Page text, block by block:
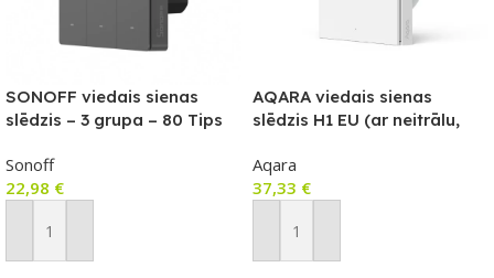
SONOFF viedais sienas
slēdzis – 3 grupa – 80 Tips
Sonoff
22,98 €
Pievienot Grozam
AQARA viedais sienas
slēdzis H1 EU (ar neitrālu,
Aqara
37,33 €
Pievienot Grozam